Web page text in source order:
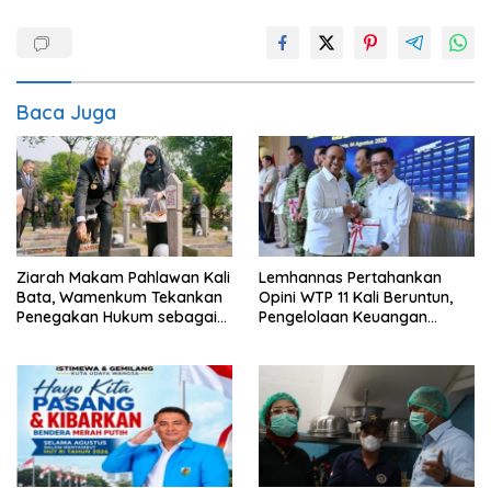
Baca Juga
Ziarah Makam Pahlawan Kali
Bata, Wamenkum Tekankan
Penegakan Hukum sebagai
Lemhannas Pertahankan
Opini WTP 11 Kali Beruntun,
Pengelolaan Keuangan